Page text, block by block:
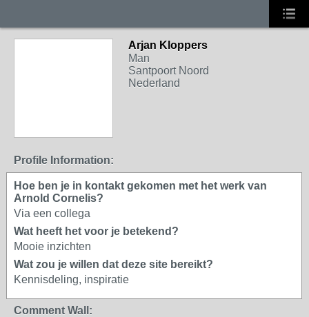
Arjan Kloppers
Man
Santpoort Noord
Nederland
Profile Information:
Hoe ben je in kontakt gekomen met het werk van
Arnold Cornelis?
Via een collega
Wat heeft het voor je betekend?
Mooie inzichten
Wat zou je willen dat deze site bereikt?
Kennisdeling, inspiratie
Comment Wall: